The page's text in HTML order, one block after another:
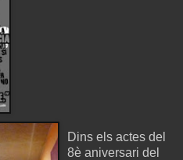
Dins els actes del
8è aniversari del